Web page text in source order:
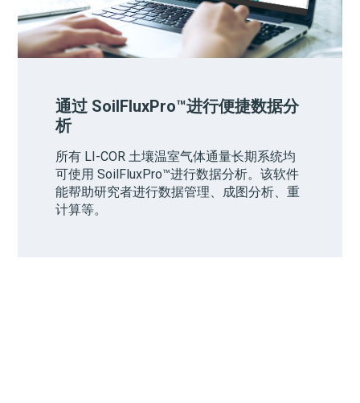
通过 SoilFluxPro™进行便捷数据分
析
所有 LI-COR 土壤温室气体通量长期系统均
可使用SoilFluxPro™进行数据分析。该软件
能帮助研究者进行数据管理、成图分析、重
计算等。